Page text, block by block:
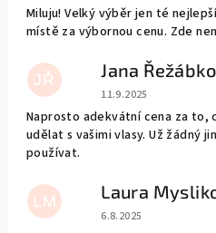
Miluju! Velký výběr jen té
místě za výbornou cenu. Zde
JŘ Jana
Hodnocení obchodu
11.9.2025
Naprosto adekvátní cena za to,
udělat s vašimi vlasy. Už žádný
používat.
LM Laura
Hodnocení obchodu
6.8.2025